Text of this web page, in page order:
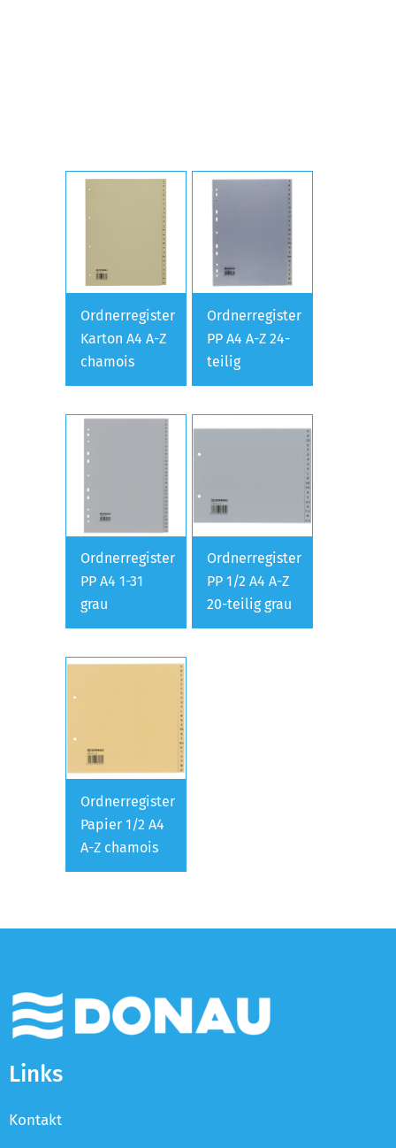
Ordnerregister
Karton A4 A-Z
chamois
Ordnerregister
PP A4 A-Z 24-
teilig
Ordnerregister
PP A4 1-31
grau
Ordnerregister
PP 1/2 A4 A-Z
20-teilig grau
Ordnerregister
Papier 1/2 A4
A-Z chamois
Links
Kontakt